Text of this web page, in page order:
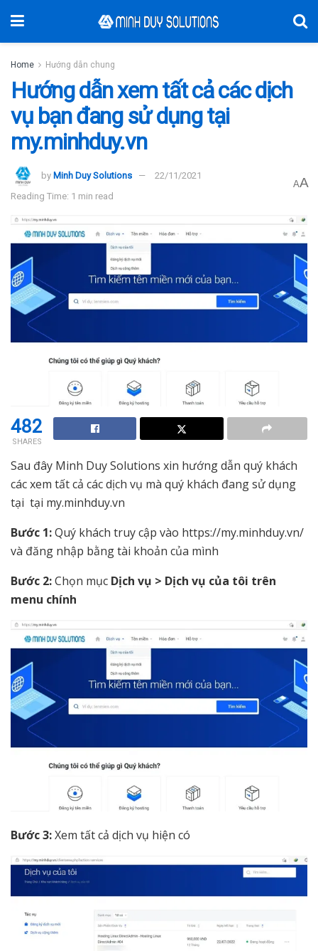
Home Hướng dẫn chung
Hướng dẫn xem tất cả các dịch
vụ bạn đang sử dụng tại
my.minhduy.vn
by Minh Duy Solutions
22/11/2021
Reading Time: 1 min read
AA
482
SHARES
Sau đây Minh Duy Solutions xin hướng dẫn quý khách
các xem tất cả các dịch vụ mà quý khách đang sử dụng
tại tại my.minhduy.vn
Bước 1:Quý khách truy cập vào https://my.minhduy.vn/
và đăng nhập bằng tài khoản của mình
Bước 2:Chọn mục Dịch vụ > Dịch vụ của tôi trên
menu chính
Bước 3:Xem tất cả dịch vụ hiện có